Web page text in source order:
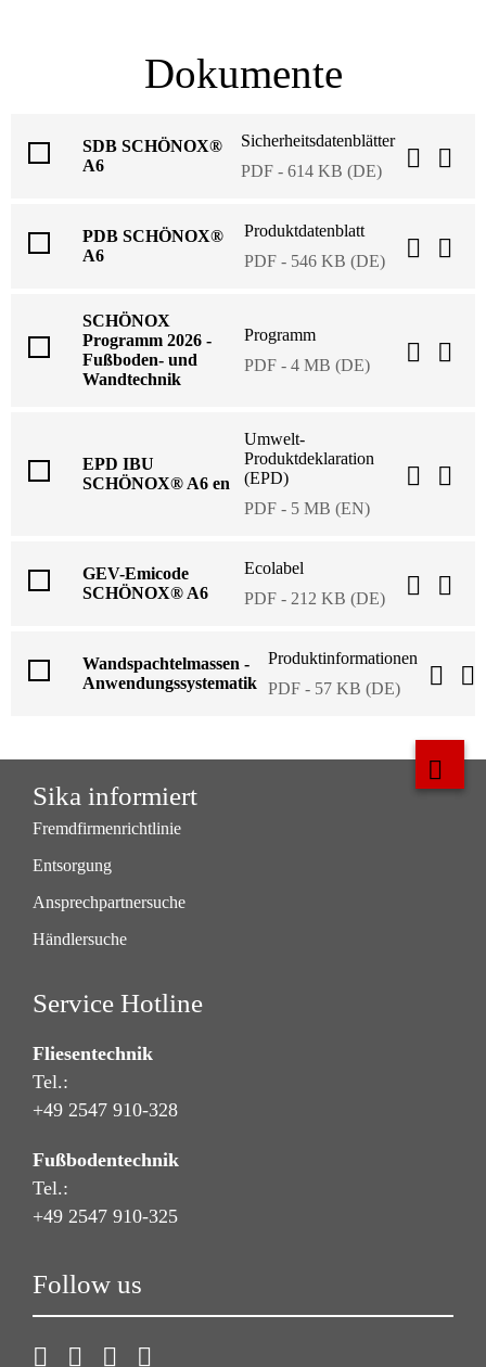
Dokumente
SDB SCHÖNOX®
A6
Sicherheitsdatenblätter
PDF - 614 KB (DE)
PDB SCHÖNOX®
A6
Produktdatenblatt
PDF - 546 KB (DE)
SCHÖNOX
Programm 2026 -
Fußboden- und
Wandtechnik
Programm
PDF - 4 MB (DE)
EPD IBU
SCHÖNOX® A6 en
Umwelt-
Produktdeklaration
(EPD)
PDF - 5 MB (EN)
GEV-Emicode
SCHÖNOX® A6
Ecolabel
PDF - 212 KB (DE)
Wandspachtelmassen -
Anwendungssystematik
Produktinformationen
PDF - 57 KB (DE)
Sika informiert
Fremdfirmenrichtlinie
Entsorgung
Ansprechpartnersuche
Händlersuche
Service Hotline
Fliesentechnik
Tel.:
+49 2547 910-328
Fußbodentechnik
Tel.:
+49 2547 910-325
Follow us